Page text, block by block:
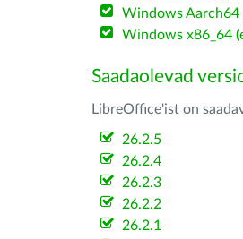
Windows Aarch64
Windows x86_64
Saadaolevad
LibreOffice'ist on
26.2.5
26.2.4
26.2.3
26.2.2
26.2.1